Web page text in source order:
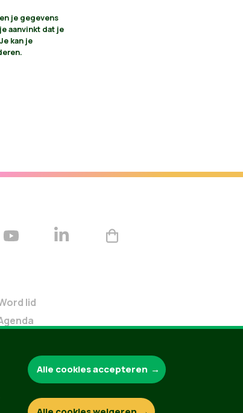
je gegevens
aanvinkt dat je
kan je
lid
Verleng je lidmaatschap
Programma oktober 2024
Alle cookies accepteren